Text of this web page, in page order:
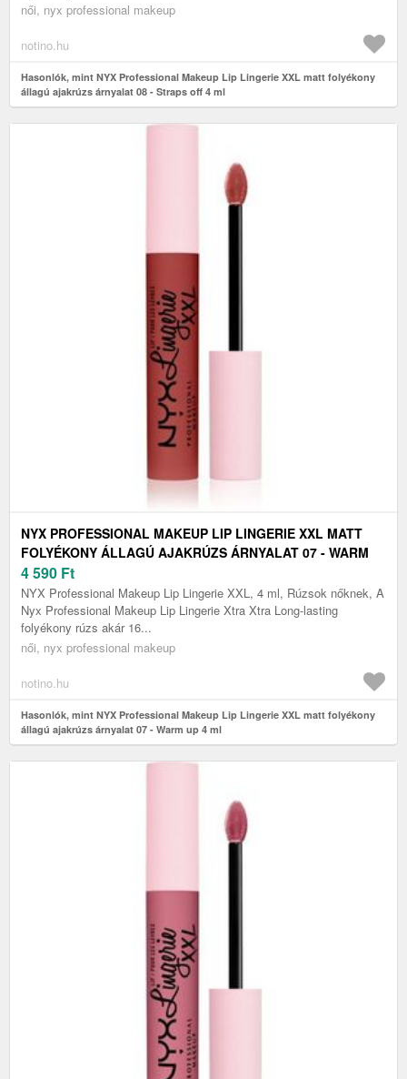
női, nyx professional makeup
notino.hu
Hasonlók, mint NYX Professional Makeup Lip Lingerie XXL matt folyékony
állagú ajakrúzs árnyalat 08 - Straps off 4 ml
NYX PROFESSIONAL MAKEUP LIP LINGERIE XXL MATT
FOLYÉKONY ÁLLAGÚ AJAKRÚZS ÁRNYALAT 07 - WARM
UP 4 ML
4 590 Ft
NYX Professional Makeup Lip Lingerie XXL, 4 ml, Rúzsok nőknek, A
Nyx Professional Makeup Lip Lingerie Xtra Xtra Long-lasting
folyékony rúzs akár 16...
női, nyx professional makeup
notino.hu
Hasonlók, mint NYX Professional Makeup Lip Lingerie XXL matt folyékony
állagú ajakrúzs árnyalat 07 - Warm up 4 ml